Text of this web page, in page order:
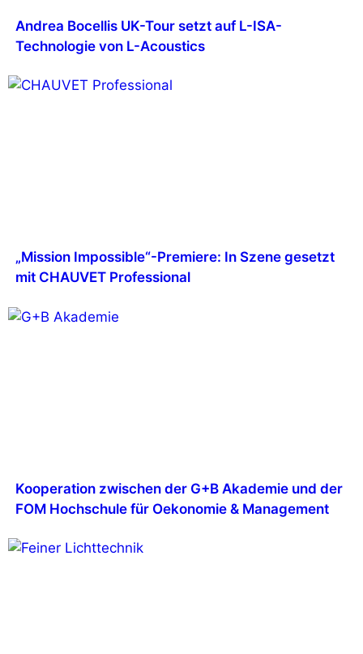
Andrea Bocellis UK-Tour setzt auf L-ISA-
Technologie von L-Acoustics
„Mission Impossible“-Premiere: In Szene gesetzt
mit CHAUVET Professional
Kooperation zwischen der G+B Akademie und der
FOM Hochschule für Oekonomie & Management